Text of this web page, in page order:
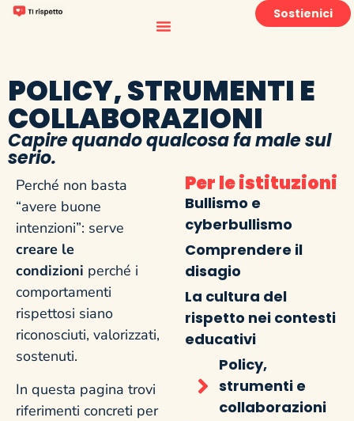
Sostienici
POLICY, STRUMENTI E
COLLABORAZIONI
Capire quando qualcosa fa male sul
serio.
Perché non basta
“avere buone
intenzioni”: serve
creare le
condizioni perché i
comportamenti
rispettosi siano
riconosciuti, valorizzati,
sostenuti.
In questa pagina trovi
riferimenti concreti per
Per le istituzioni
Bullismo e
cyberbullismo
Comprendere il
disagio
La cultura del
rispetto nei contesti
educativi
Policy,
strumenti e
collaborazioni